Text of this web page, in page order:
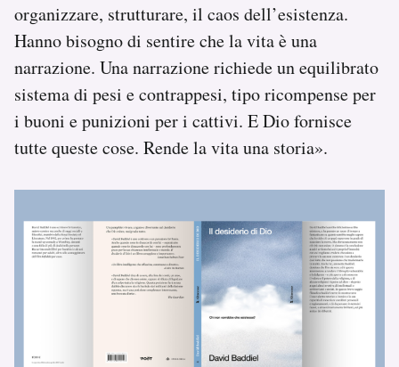
organizzare, strutturare, il caos dell’esistenza.
Hanno bisogno di sentire che la vita è una
narrazione. Una narrazione richiede un equilibrato
sistema di pesi e contrappesi, tipo ricompense per
i buoni e punizioni per i cattivi. E Dio fornisce
tutte queste cose. Rende la vita una storia».